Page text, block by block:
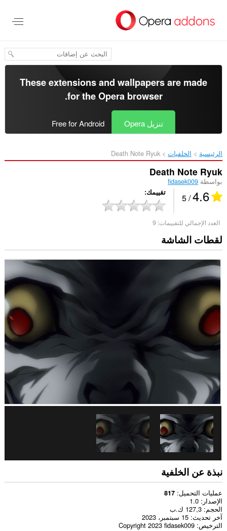
المحتوى
These extensions and wallpapers are made
for theOpera browser
.
تنزيل Opera Free for Android
الرئيسية الخلفيات Death Note Ryuk‎
Death Note Ryuk
بواسطة fidasek009
4.6
/ 5 تقييمك
العدد الإجمالي للتقييمات: 9
لقطات الشاشة
نبذة عن الخلفية
عمليات التحميل 817
الإصدار
1.0
الحجم 127,3 ك.ب
آخر تحديث 15 سبتمبر، 2023
الترخيص Copyright 2023 fidasek009